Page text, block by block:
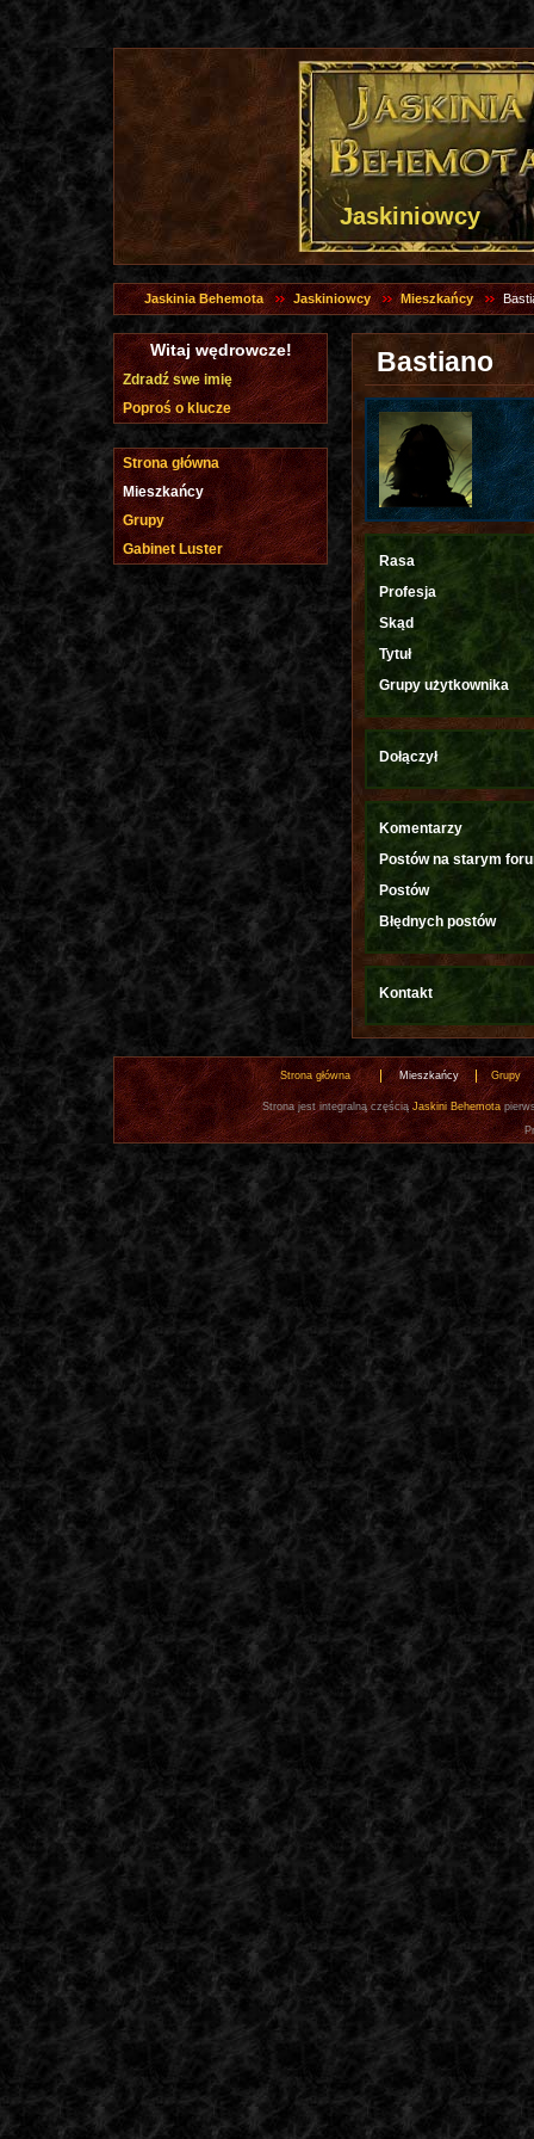
Jaskiniowcy
Jaskinia Behemota Jaskiniowcy Mieszkańcy
Bastiano
Rasa
Profesja
Skąd
Tytuł
Grupy użytkownika
Dołączył
Komentarzy
Postów na starym
Postów
Błędnych postów
Kontakt
Witaj wędrowcze!
Zdradź swe imię
Poproś o klucze
Strona główna
Mieszkańcy
Grupy
Gabinet Luster
Strona główna Mieszkańcy Grupy
Strona jest integralną częścią Jaskini Behemota